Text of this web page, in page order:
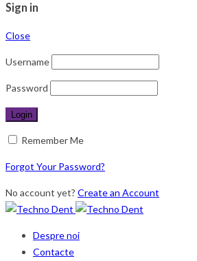
Sign in
Close
Username
Password
Remember Me
Forgot Your Password?
No account yet? Create an Account
Despre noi
Contacte